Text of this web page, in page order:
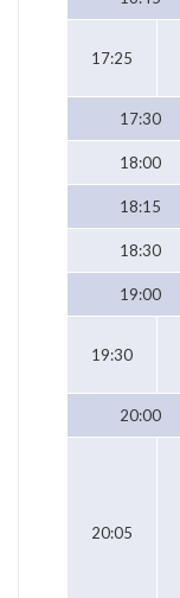
17:25
17:30
18:00
18:15
18:30
19:00
19:30
20:00
20:05